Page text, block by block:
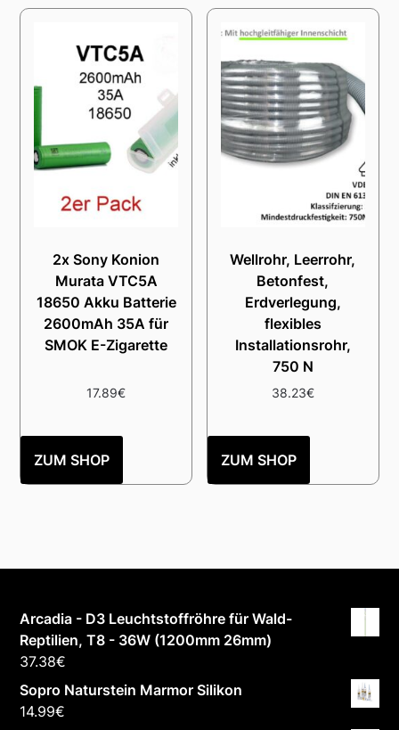
2x Sony Konion
Murata VTC5A
18650 Akku Batterie
2600mAh 35A für
SMOK E-Zigarette
17.89€
ZUM SHOP
Wellrohr, Leerrohr,
Betonfest,
Erdverlegung,
flexibles
Installationsrohr,
750 N
38.23€
ZUM SHOP
Arcadia - D3 Leuchtstoffröhre für Wald-
Reptilien, T8 - 36W (1200mm 26mm)
37.38€
Sopro Naturstein Marmor Silikon
14.99€